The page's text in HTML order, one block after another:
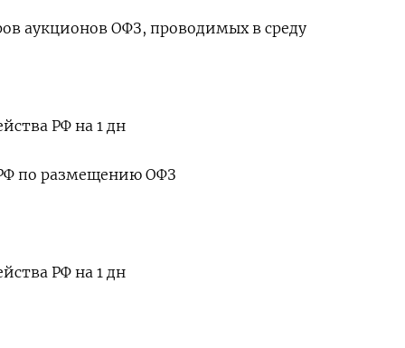
аукционов ОФЗ, проводимых в среду
РФ на 1 дн
по размещению ОФЗ
РФ на 1 дн